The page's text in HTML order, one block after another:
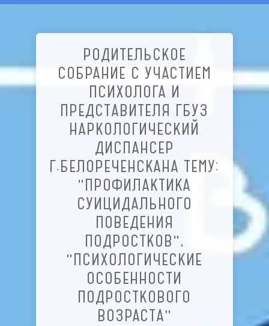
РОДИТЕЛЬСКОЕ
СОБРАНИЕ С УЧАСТИЕМ
ПСИХОЛОГА И
ПРЕДСТАВИТЕЛЯ ГБУЗ
НАРКОЛОГИЧЕСКИЙ
ДИСПАНСЕР
Г.БЕЛОРЕЧЕНСКАНА ТЕМУ:
"ПРОФИЛАКТИКА
СУИЦИДАЛЬНОГО
ПОВЕДЕНИЯ
ПОДРОСТКОВ",
"ПСИХОЛОГИЧЕСКИЕ
ОСОБЕННОСТИ
ПОДРОСТКОВОГО
ВОЗРАСТА"